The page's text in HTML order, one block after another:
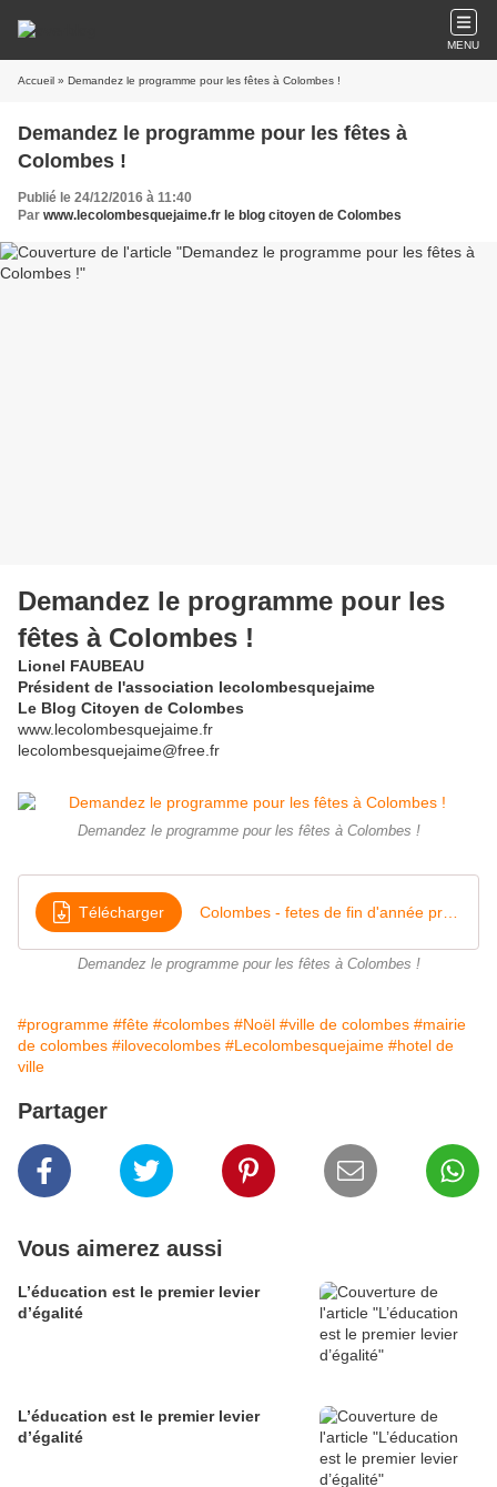
MENU
Accueil » Demandez le programme pour les fêtes à Colombes !
Demandez le programme pour les fêtes à
Colombes !
Publié le 24/12/2016 à 11:40
Par www.lecolombesquejaime.fr le blog citoyen de Colombes
Demandez le programme pour les
fêtes à Colombes !
Lionel FAUBEAU
Président de l'association lecolombesquejaime
Le Blog Citoyen de Colombes
www.lecolombesquejaime.fr
lecolombesquejaime@free.fr
Demandez le programme pour les fêtes à Colombes !
Télécharger
Demandez le programme pour les fêtes à Colombes !
#programme #fête #colombes #Noël #ville de colombes #mairie
de colombes #ilovecolombes #Lecolombesquejaime #hotel de
ville
Partager
Vous aimerez aussi
L’éducation est le premier levier
d’égalité
L’éducation est le premier levier
d’égalité